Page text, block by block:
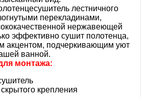
лестничного
перекладинами,
нержавеющей
эффективно сушит полотенца,
акцентом, подчеркивающим уют
ванной.
монтажа:
крепления